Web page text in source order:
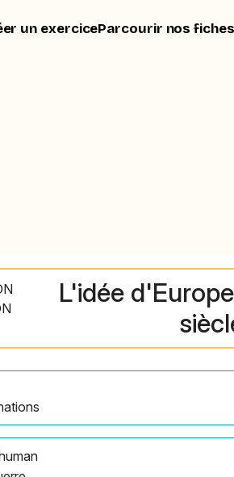
un exerciceParcourir nos fiches
L'idée